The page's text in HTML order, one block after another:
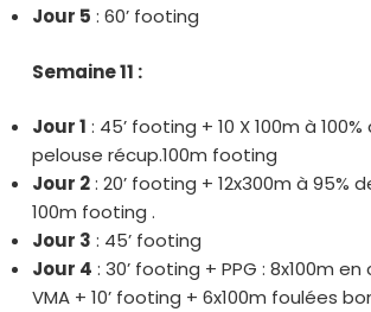
Jour 5 : 60’ footing
Semaine 11 :
Jour 1 : 45’ footing + 10 X 100m à
pelouse récup.100m footing
Jour 2: 20’ footing + 12x300m à 95%
100m footing .
Jour 3 : 45’ footing
Jour 4 : 30’ footing + PPG : 8x100m en
VMA + 10’ footing + 6x100m foulées